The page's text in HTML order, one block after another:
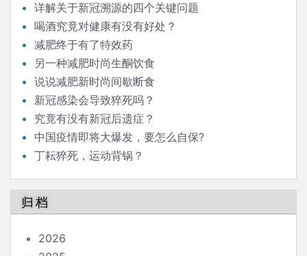
详解关于新冠溯源的四个关键问题
喝酒究竟对健康有没有好处？
减肥终于有了特效药
另一种减肥时尚生酮饮食
说说减肥新时尚间歇断食
新冠感染会导致猝死吗？
究竟有没有新冠后遗症？
中国疫情即将大爆发，要怎么自保?
丁耘猝死，运动背锅？
归档
2026